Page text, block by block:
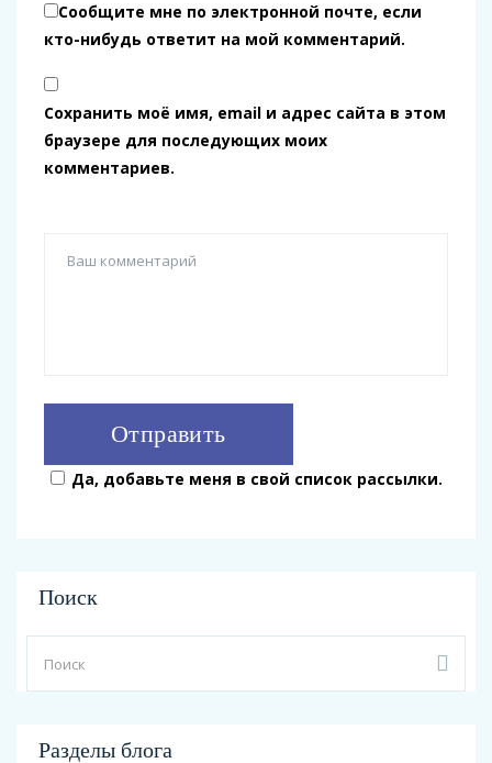
Сообщите мне по электронной почте, если
кто-нибудь ответит на мой комментарий.
Сохранить моё имя, email и адрес сайта в этом
браузере для последующих моих
комментариев.
Да, добавьте меня в свой список рассылки.
Поиск
Разделы блога